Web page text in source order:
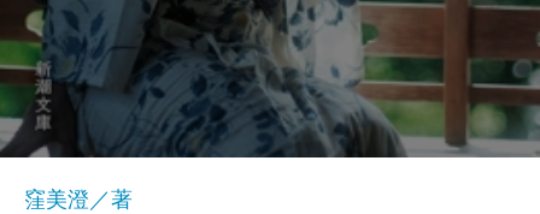
窪美澄／著